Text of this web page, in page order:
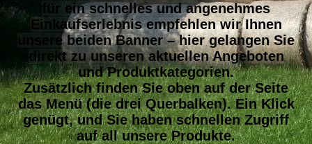
für ein schnelles und angenehmes
Einkaufserlebnis empfehlen wir Ihnen
unsere beiden Banner – hier gelangen Sie
direkt zu unseren aktuellen Angeboten
und Produktkategorien.
Zusätzlich finden Sie oben auf der Seite
das Menü (die drei Querbalken). Ein Klick
genügt, und Sie haben schnellen Zugriff
auf all unsere Produkte.